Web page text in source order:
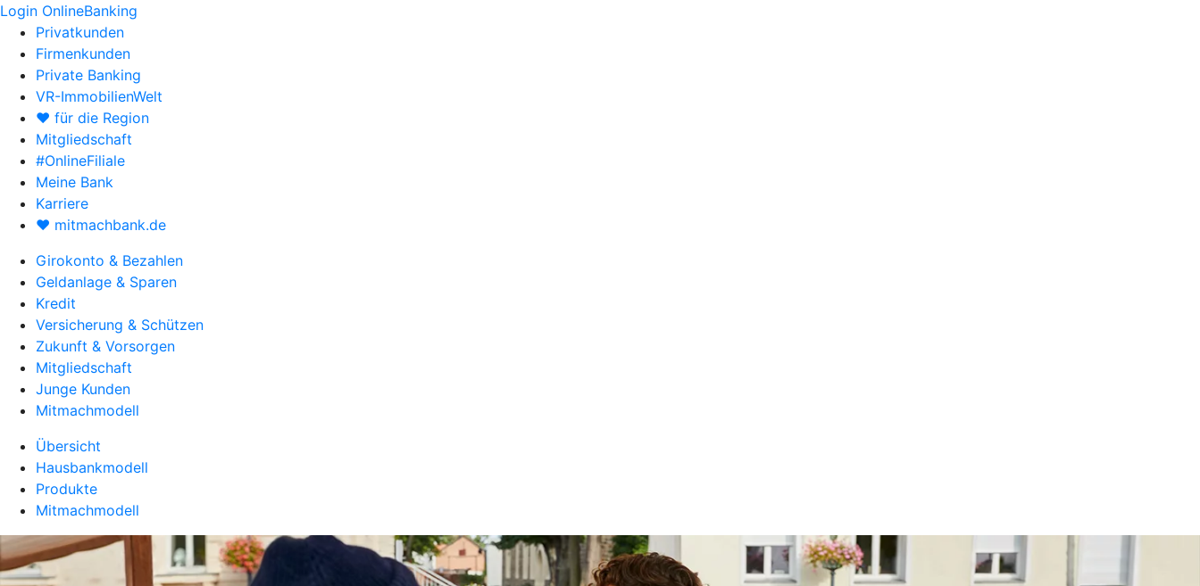
Login OnlineBanking
Privatkunden
Firmenkunden
Private Banking
VR-ImmobilienWelt
♥ für die Region
Mitgliedschaft
#OnlineFiliale
Meine Bank
Karriere
♥ mitmachbank.de
Girokonto & Bezahlen
Geldanlage & Sparen
Kredit
Versicherung & Schützen
Zukunft & Vorsorgen
Mitgliedschaft
Junge Kunden
Mitmachmodell
Übersicht
Hausbankmodell
Produkte
Mitmachmodell